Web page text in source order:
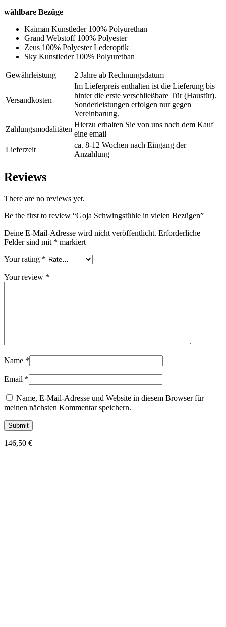
wählbare Bezüge
Kaiman Kunstleder 100% Polyurethan
Grand Webstoff 100% Polyester
Zeus 100% Polyester Lederoptik
Sky Kunstleder 100% Polyurethan
Gewährleistung 2 Jahre ab Rechnungsdatum
Versandkosten
Im Lieferpreis enthalten ist die Lieferung bis
hinter die erste verschließbare Tür (Haustür).
Sonderleistungen erfolgen nur gegen
Vereinbarung.
Zahlungsmodalitäten
Hierzu erhalten Sie von uns nach dem Kauf
eine email
Lieferzeit
ca. 8-12 Wochen nach Eingang der
Anzahlung
Reviews
There are no reviews yet.
Be the first to review “Goja Schwingstühle in vielen Bezügen”
Deine E-Mail-Adresse wird nicht veröffentlicht. Erforderliche
Felder sind mit * markiert
Your rating *
Your review *
Name *
Email *
Name, E-Mail-Adresse und Website in diesem Browser für
meinen nächsten Kommentar speichern.
146,50 €